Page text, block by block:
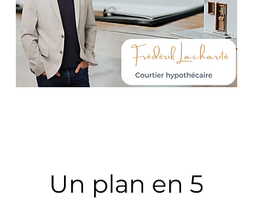
Un plan en 5